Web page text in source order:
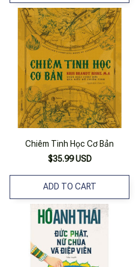
Chiêm Tinh Học Cơ Bản
$35.99 USD
ADD TO CART